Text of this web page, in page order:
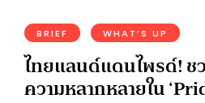
BRIEF WHAT’S UP
ไทยแลนด์แดนไพรด์! ช
ความหลากหลายใน